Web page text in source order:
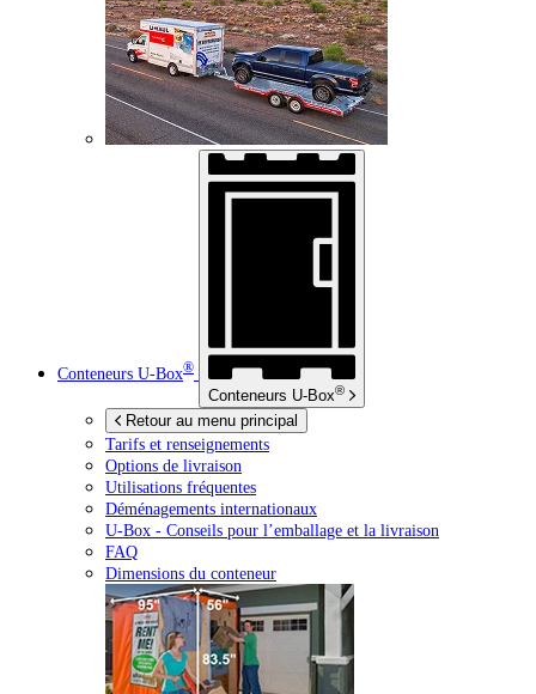
Conteneurs U-Box®
Conteneurs U-Box®
Retour au menu principal
Tarifs et renseignements
Options de livraison
Utilisations fréquentes
Déménagements internationaux
U-Box - Conseils pour l’emballage et la livraison
FAQ
Dimensions du conteneur